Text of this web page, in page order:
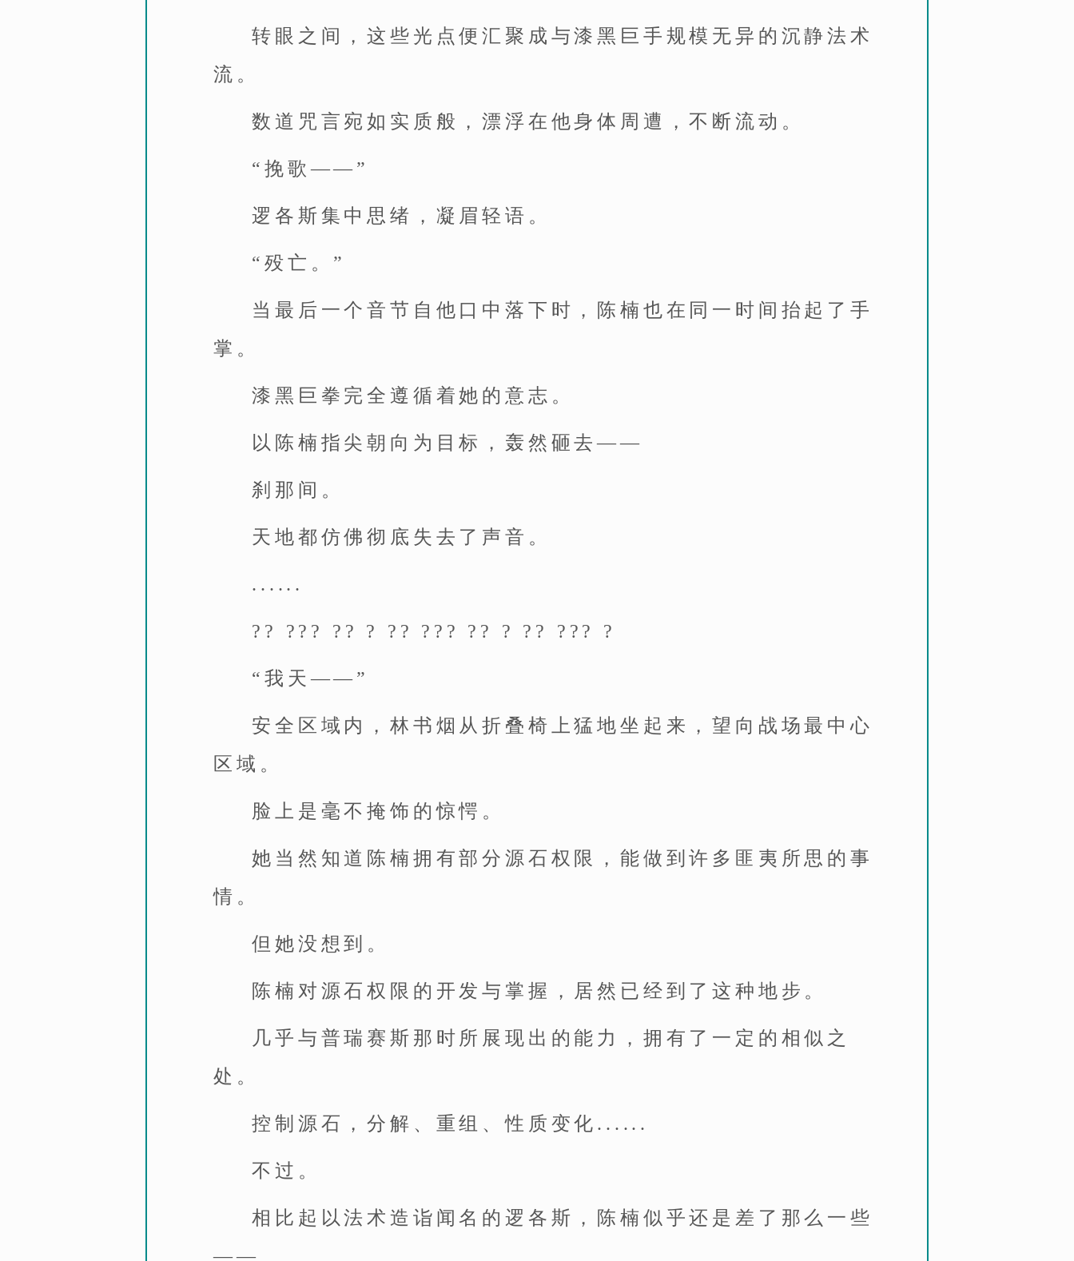
转眼之间，这些光点便汇聚成与漆黑巨手规模无异的沉静法术
流。
数道咒言宛如实质般，漂浮在他身体周遭，不断流动。
“挽歌——”
逻各斯集中思绪，凝眉轻语。
“殁亡。”
当最后一个音节自他口中落下时，陈楠也在同一时间抬起了手
掌。
漆黑巨拳完全遵循着她的意志。
以陈楠指尖朝向为目标，轰然砸去——
刹那间。
天地都仿佛彻底失去了声音。
......
?? ??? ?? ? ?? ??? ?? ? ?? ??? ?
“我天——”
安全区域内，林书烟从折叠椅上猛地坐起来，望向战场最中心
区域。
脸上是毫不掩饰的惊愕。
她当然知道陈楠拥有部分源石权限，能做到许多匪夷所思的事
情。
但她没想到。
陈楠对源石权限的开发与掌握，居然已经到了这种地步。
几乎与普瑞赛斯那时所展现出的能力，拥有了一定的相似之
处。
控制源石，分解、重组、性质变化......
不过。
相比起以法术造诣闻名的逻各斯，陈楠似乎还是差了那么一些
——